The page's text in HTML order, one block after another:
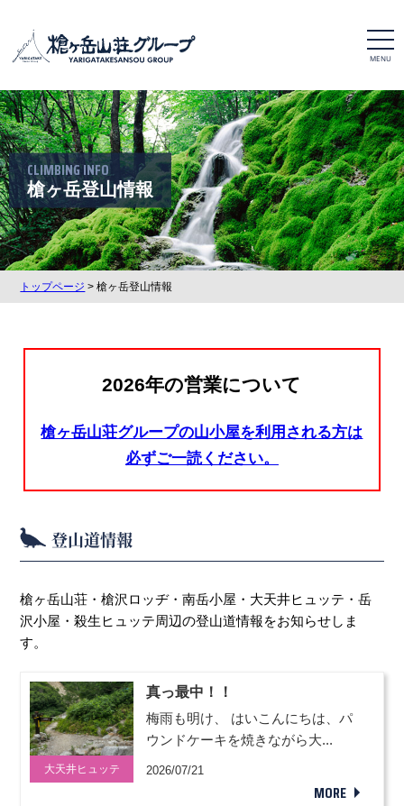
t
o
g
l
e
n
a
v
i
g
a
t
i
o
n
CLIMBING INFO
槍ヶ岳登山情報
トップページ > 槍ヶ岳登山情報
2026年の営業について
槍ヶ岳山荘グループの山小屋を利用される方は
必ずご一読ください。
登山道情報
槍ヶ岳山荘・槍沢ロッヂ・南岳小屋・大天井ヒュッテ・岳
沢小屋・殺生ヒュッテ周辺の登山道情報をお知らせしま
す。
大天井ヒュッテ
真っ最中！！
梅雨も明け、 はいこんにちは、パ
ウンドケーキを焼きながら大...
2026/07/21
MORE